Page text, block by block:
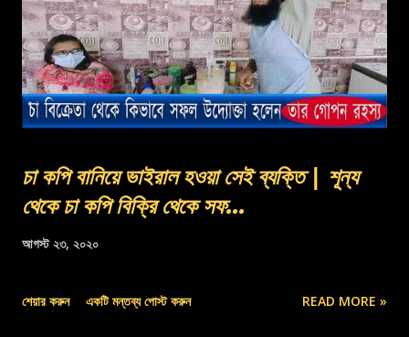
চা কপি বানিয়ে ভাইরাল হওয়া সেই ব্যক্তি | শূন্য
থেকে চা কপি বিক্রি থেকে সফ...
আগস্ট ২৩, ২০২০
শেয়ার করুন একটি মন্তব্য পোস্ট করুন READ MORE »